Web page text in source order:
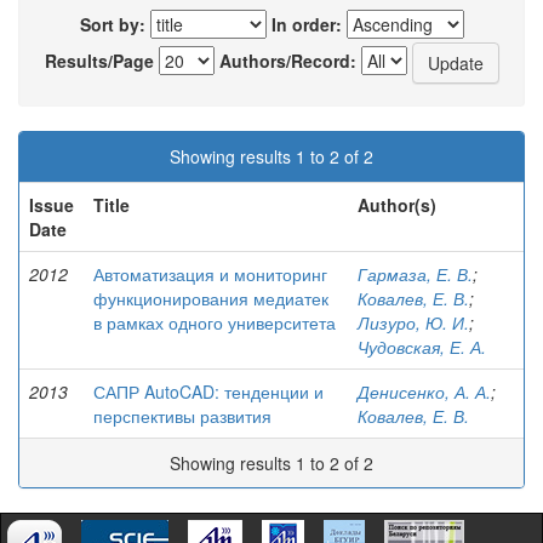
Sort by:
In order:
Results/Page
Authors/Record:
Showing results 1 to 2 of 2
Issue
Date
Title Author(s)
2012
Автоматизация и мониторинг
функционирования медиатек
в рамках одного университета
Гармаза, Е. В.;
Ковалев, Е. В.;
Лизуро, Ю. И.;
Чудовская, Е. А.
2013
САПР AutoCAD: тенденции и
перспективы развития
Денисенко, А. А.;
Ковалев, Е. В.
Showing results 1 to 2 of 2